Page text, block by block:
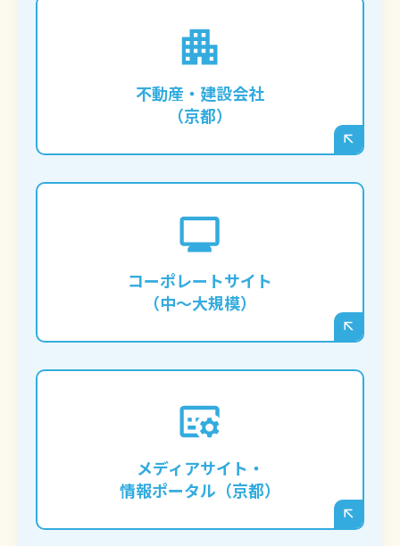
不動産・建設会社
（京都）
膨大な数の物件情報や施工事例をデータベー
ス化し、ユーザーが条件で絞り込んで検索で
きるような、複雑な機能を持つサイトを構築
する場合に必須となります。
コーポレートサイト
（中〜大規模）
IR情報、採用情報、複数の事業紹介など、多
くの情報を整理して発信する必要がある企業
新担当者を分けるなど、柔軟な権限管理も可
メディアサイト・
情報ポータル（京都）
京都の地域情報サイトや、特定のジャンルに
特化したメディアを立ち上げ、多くの記事を
継続的に発信していくような事業の基盤とな